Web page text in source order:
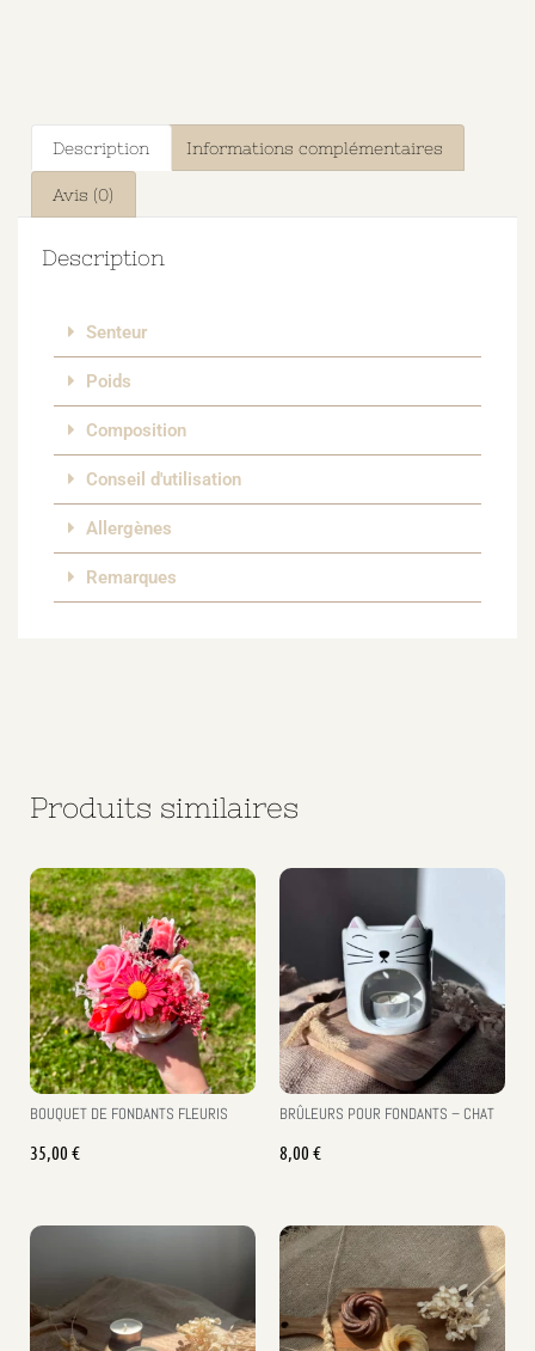
Description Informations complémentaires
Avis (0)
Description
Senteur
Poids
Composition
Conseil d'utilisation
Allergènes
Remarques
Produits similaires
BOUQUET DE FONDANTS FLEURIS
35,00 €
BRÛLEURS POUR FONDANTS – CHAT
8,00 €